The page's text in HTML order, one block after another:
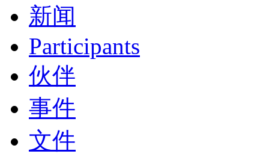
新闻
Participants
伙伴
事件
文件